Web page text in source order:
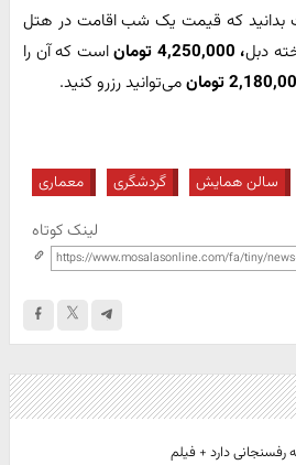
که قیمت یک شب اقامت در هتل
دبل، 4,250,000 تومان
است که آن را
می‌توانید رزرو کنید.
سالن همایش گردشگری معماری
لینک کوتاه
رفسنجانی دارد + فیلم